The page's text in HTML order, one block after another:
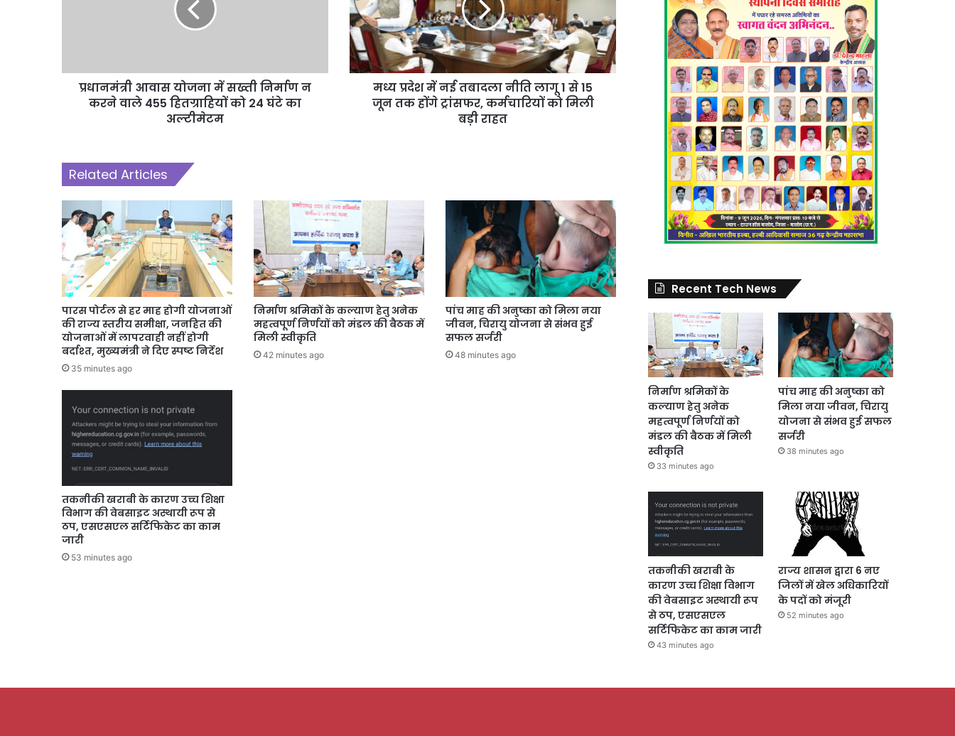
प्रधानमंत्री आवास योजना में सख्ती निर्माण न
करने वाले 455 हितग्राहियों को 24 घंटे का
अल्टीमेटम
मध्य प्रदेश में नई तबादला नीति लागू 1 से 15
जून तक होंगे ट्रांसफर, कर्मचारियों को मिली
बड़ी राहत
Related Articles
पारस पोर्टल से हर माह होगी योजनाओं
की राज्य स्तरीय समीक्षा, जनहित की
योजनाओं में लापरवाही नहीं होगी
बर्दाश्त, मुख्यमंत्री ने दिए स्पष्ट निर्देश
35 minutes ago
निर्माण श्रमिकों के कल्याण हेतु अनेक
महत्वपूर्ण निर्णयों को मंडल की बैठक में
मिली स्वीकृति
42 minutes ago
पांच माह की अनुष्का को मिला नया
जीवन, चिरायु योजना से संभव हुई
सफल सर्जरी
48 minutes ago
तकनीकी खराबी के कारण उच्च शिक्षा
विभाग की वेबसाइट अस्थायी रूप से
ठप, एसएसएल सर्टिफिकेट का काम
जारी
53 minutes ago
Recent Tech News
निर्माण श्रमिकों के
कल्याण हेतु अनेक
महत्वपूर्ण निर्णयों को
मंडल की बैठक में मिली
स्वीकृति
33 minutes ago
पांच माह की अनुष्का को
मिला नया जीवन, चिरायु
योजना से संभव हुई सफल
सर्जरी
38 minutes ago
तकनीकी खराबी के
कारण उच्च शिक्षा विभाग
की वेबसाइट अस्थायी रूप
से ठप, एसएसएल
सर्टिफिकेट का काम जारी
43 minutes ago
राज्य शासन द्वारा 6 नए
जिलों में खेल अधिकारियों
के पदों को मंजूरी
52 minutes ago